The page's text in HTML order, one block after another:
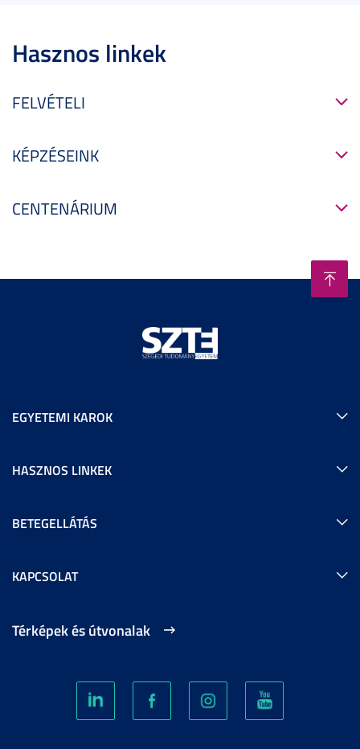
Hasznos linkek
FELVÉTELI
KÉPZÉSEINK
CENTENÁRIUM
EGYETEMI KAROK
HASZNOS LINKEK
BETEGELLÁTÁS
KAPCSOLAT
Térképek és útvonalak